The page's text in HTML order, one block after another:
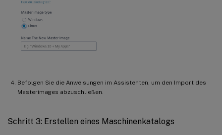
Befolgen Sie die Anweisungen im Assistenten, um den Import des
Masterimages abzuschließen.
Schritt 3: Erstellen eines Maschinenkatalogs